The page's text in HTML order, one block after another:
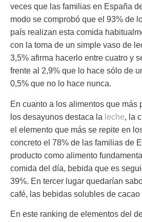
veces que las familias en España
modo se comprobó que el 93% de
país realizan esta comida
con la toma de un simple vaso de
3,5% afirma hacerlo entre cuatro y
frente al 2,9% que lo hace sólo de
0,5% que no lo hace nunca.
En cuanto a los alimentos que más
los desayunos destaca la leche, la
el elemento que más se repite en
concreto el 78% de las familias de
producto como alimento
comida del día, bebida que es
39%. En tercer lugar quedarían
café, las bebidas solubles de cacao
En este ranking de elementos del